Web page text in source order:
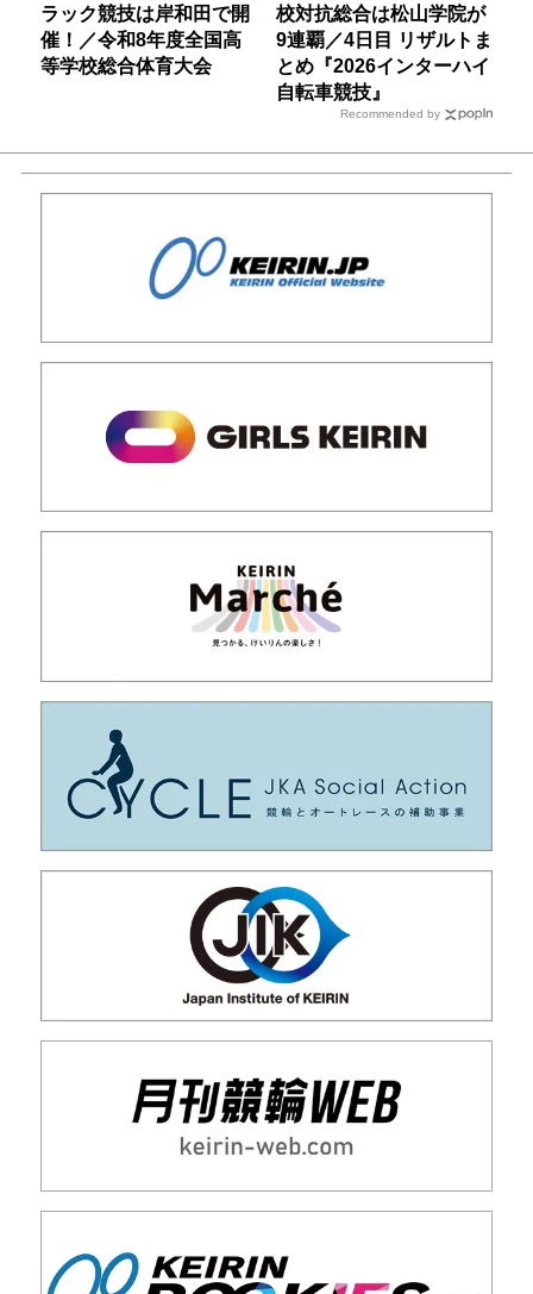
ラック競技は岸和田で開
催！／令和8年度全国高
等学校総合体育大会
校対抗総合は松山学院が
9連覇／4日目 リザルトま
とめ『2026インターハイ
自転車競技』
Recommended by